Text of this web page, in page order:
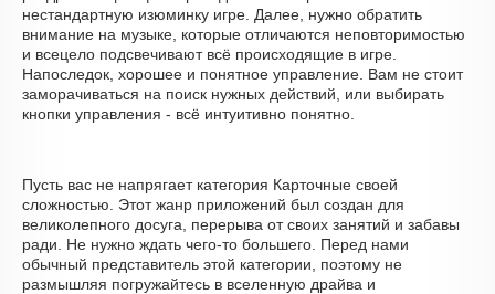
нестандартную изюминку игре. Далее, нужно обратить
внимание на музыке, которые отличаются неповторимостью
и всецело подсвечивают всё происходящие в игре.
Напоследок, хорошее и понятное управление. Вам не стоит
заморачиваться на поиск нужных действий, или выбирать
кнопки управления - всё интуитивно понятно.
Пусть вас не напрягает категория Карточные своей
сложностью. Этот жанр приложений был создан для
великолепного досуга, перерыва от своих занятий и забавы
ради. Не нужно ждать чего-то большего. Перед нами
обычный представитель этой категории, поэтому не
размышляя погружайтесь в вселенную драйва и